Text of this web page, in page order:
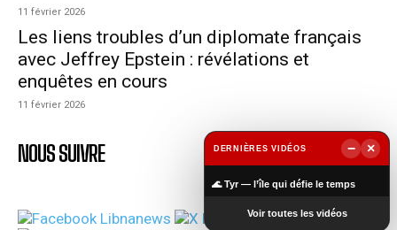
11 février 2026
Les liens troubles d’un diplomate français
avec Jeffrey Epstein : révélations et
enquêtes en cours
11 février 2026
NOUS SUIVRE DERNIÈRES VIDÉOS −
×
🌊 Tyr — l’île qui défie le temps
Voir toutes les vidéos